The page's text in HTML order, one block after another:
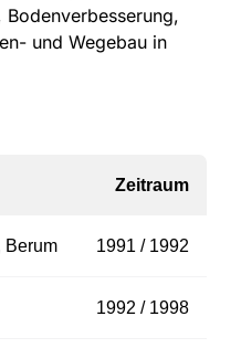
Bodenverbesserung,
und Wegebau in
Zeitraum
Berum 1991 / 1992
1992 / 1998